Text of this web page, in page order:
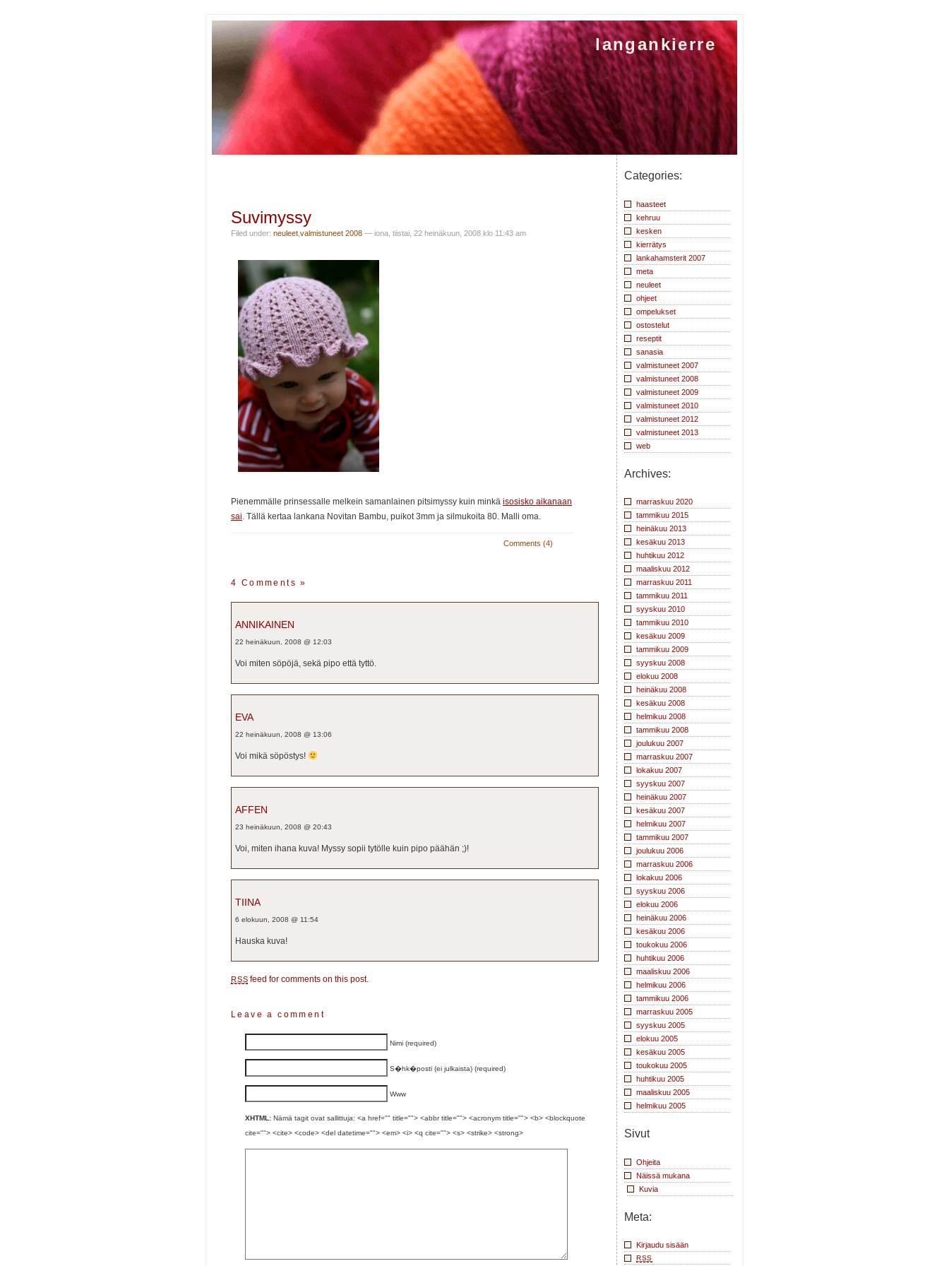
langankierre
Suvimyssy
Filed under: neuleet valmistuneet 2008 — iona, tiistai, 22 heinäkuun, 2008 klo 11:43 am
Pienemmälle prinsessalle melkein samanlainen pitsimyssy kuin minkä isosisko aikanaan
sai. Tällä kertaa lankana Novitan Bambu, puikot 3mm ja silmukoita 80. Malli oma.
Comments (4)
4 Comments»
ANNIKAINEN
22 heinäkuun, 2008 @ 12:03
Voi miten söpöjä, sekä pipo että tyttö.
EVA
22 heinäkuun, 2008 @ 13:06
Voi mikä söpöstys!
AFFEN
23 heinäkuun, 2008 @ 20:43
Voi, miten ihana kuva! Myssy sopii tytölle kuin pipo päähän ;)!
TIINA
6 elokuun, 2008 @ 11:54
Hauska kuva!
RSS feed for comments on this post.
Leave a comment
Nimi (required)
S�hk�posti (ei julkaista) (required)
Www
XHTML: Nämä tagit ovat sallittuja: <a href="" title=""> <abbr title=""> <acronym title=""> <b> <blockquote
cite=""> <cite> <code> <del datetime=""> <em> <i> <q cite=""> <s> <strike> <strong>
Categories:
haasteet
kehruu
kesken
kierrätys
lankahamsterit 2007
meta
neuleet
ohjeet
ompelukset
ostostelut
reseptit
sanasia
valmistuneet 2007
valmistuneet 2008
valmistuneet 2009
valmistuneet 2010
valmistuneet 2012
valmistuneet 2013
web
Archives:
marraskuu 2020
tammikuu 2015
heinäkuu 2013
kesäkuu 2013
huhtikuu 2012
maaliskuu 2012
marraskuu 2011
tammikuu 2011
syyskuu 2010
tammikuu 2010
kesäkuu 2009
tammikuu 2009
syyskuu 2008
elokuu 2008
heinäkuu 2008
kesäkuu 2008
helmikuu 2008
tammikuu 2008
joulukuu 2007
marraskuu 2007
lokakuu 2007
syyskuu 2007
heinäkuu 2007
kesäkuu 2007
helmikuu 2007
tammikuu 2007
joulukuu 2006
marraskuu 2006
lokakuu 2006
syyskuu 2006
elokuu 2006
heinäkuu 2006
kesäkuu 2006
toukokuu 2006
huhtikuu 2006
maaliskuu 2006
helmikuu 2006
tammikuu 2006
marraskuu 2005
syyskuu 2005
elokuu 2005
kesäkuu 2005
toukokuu 2005
huhtikuu 2005
maaliskuu 2005
helmikuu 2005
Sivut
Ohjeita
Näissä mukana
Kuvia
Meta:
Kirjaudu sisään
RSS